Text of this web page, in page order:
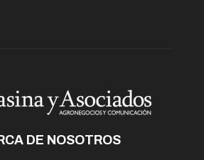
DE NOSOTROS